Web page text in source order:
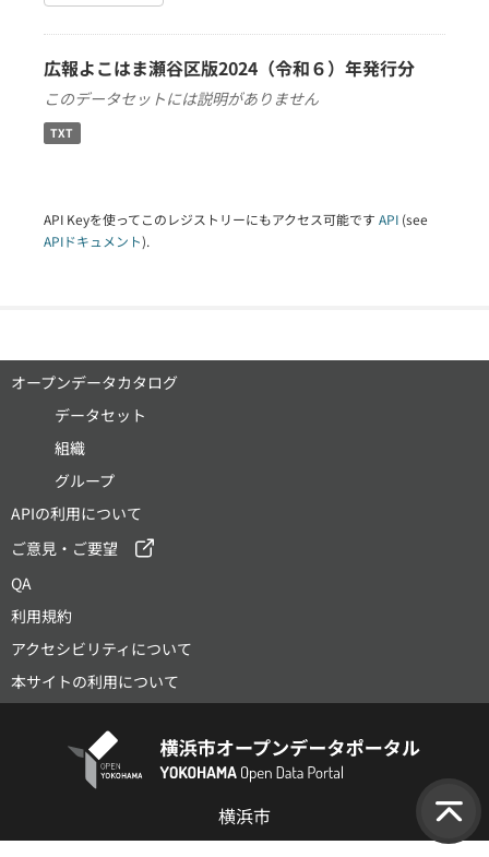
広報よこはま瀬谷区版2024（令和６）年発行分
このデータセットには説明がありません
TXT
API Keyを使ってこのレジストリーにもアクセス可能です API (see
APIドキュメント).
オープンデータカタログ
データセット
組織
グループ
APIの利用について
ご意見・ご要望
QA
利用規約
アクセシビリティについて
本サイトの利用について
横浜市